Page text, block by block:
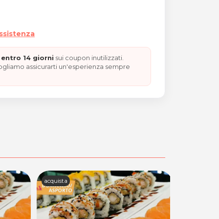
14 giorni sui coupon inutilizzati.
assicurarti un'esperienza sempre
acquista